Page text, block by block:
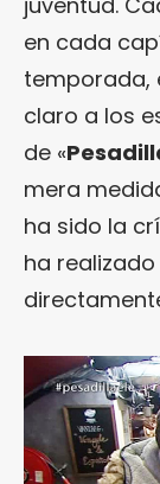
en cada
temporada,
claro a los
de «
mera
ha sido la
ha